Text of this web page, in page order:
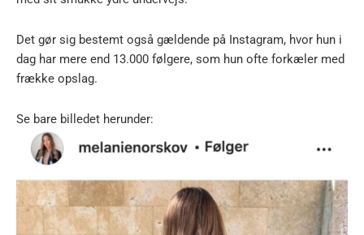
Det gør sig bestemt også gældende på Instagram, hvor hun i
dag har mere end 13.000 følgere, som hun ofte forkæler med
frække opslag.
Se bare billedet herunder: